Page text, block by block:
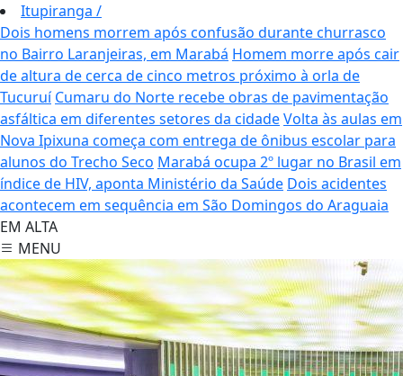
Itupiranga /
Dois homens morrem após confusão durante churrasco
no Bairro Laranjeiras, em Marabá Homem morre após cair
de altura de cerca de cinco metros próximo à orla de
Tucuruí Cumaru do Norte recebe obras de pavimentação
asfáltica em diferentes setores da cidadeVolta às aulas em
Nova Ipixuna começa com entrega de ônibus escolar para
alunos do Trecho Seco Marabá ocupa 2º lugar no Brasil em
índice de HIV, aponta Ministério da Saúde Dois acidentes
acontecem em sequência em São Domingos do Araguaia
EM ALTA
MENU